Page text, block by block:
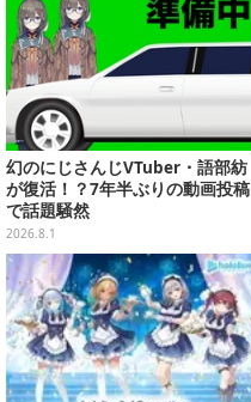
幻のにじさんじVTuber・語部紡
が復活！？7年半ぶりの動画投稿
で話題騒然
2026.8.1